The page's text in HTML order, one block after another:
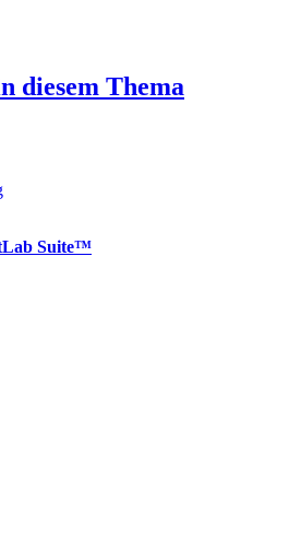
diesem Thema
Suite™